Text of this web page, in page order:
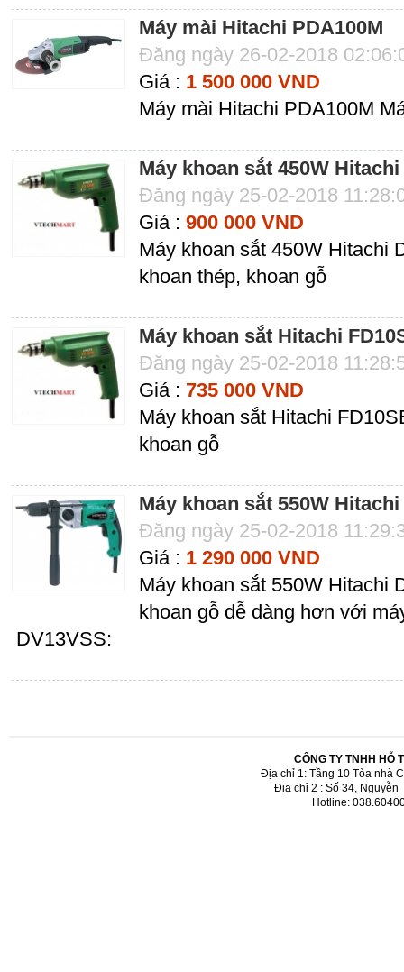
Máy mài Hitachi PDA100M
Đăng ngày 26-02-2018
Giá : 1 500 000 VND
Máy mài Hitachi PDA100M
Máy khoan sắt 450W Hitachi
Đăng ngày 25-02-2018
Giá : 900 000 VND
Máy khoan sắt 450W Hitachi
khoan thép, khoan gỗ
Máy khoan sắt Hitachi
Đăng ngày 25-02-2018
Giá : 735 000 VND
Máy khoan sắt Hitachi
khoan gỗ
Máy khoan sắt 550W
Đăng ngày 25-02-2018
Giá : 1 290 000 VND
Máy khoan sắt 550W Hitachi
khoan gỗ dễ dàng hơn với
DV13VSS:
CÔNG TY TNHH HỖ
Địa chỉ 1: Tầng 10 Tòa nhà
Địa chỉ 2 : Số 34, Nguyễn
Hotline: